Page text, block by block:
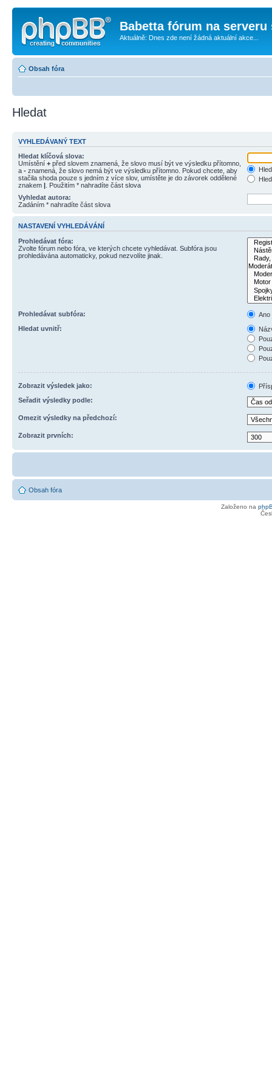
Babetta fórum na serveru
Aktuálně: Dnes zde není žádná aktuální akce...
Obsah fóra
Hledat
VYHLEDÁVANÝ TEXT
Hledat klíčová slova:
Umístění + před slovem znamená, že slovo musí být ve výsledku přítomno,
a - znamená, že slovo nemá být ve výsledku přítomno. Pokud chcete, aby
stačila shoda pouze s jedním z více slov, umístěte je do závorek oddělené
znakem | . Použitím * nahradíte část slova
Vyhledat autora:
Zadáním * nahradíte část slova
NASTAVENÍ VYHLEDÁVÁNÍ
Prohledávat fóra:
Zvolte fórum nebo fóra, ve kterých chcete vyhledávat. Subfóra jsou
prohledávána automaticky, pokud nezvolíte jinak.
Prohledávat subfóra:
Ano
Hledat uvnitř:
Zobrazit výsledek jako:
Seřadit výsledky podle:
Omezit výsledky na předchozí:
Zobrazit prvních:
Obsah fóra
Založeno na